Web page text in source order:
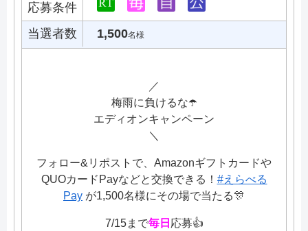
応募条件
当選者数
1,500名様
／
梅雨に負けるな☂️
エディオンキャンペーン
＼
フォロー&リポストで、Amazonギフトカードや
QUOカードPayなどと交換できる！ #えらべる
Pay が1,500名様にその場で当たる🎊
7/15まで毎日 応募👍